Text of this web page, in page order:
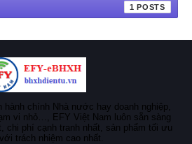
1
chính Nhà nước hay doanh nghiệp,
vi nhỏ…, EFY Việt Nam luôn sẵn sàng
chi phí cạnh tranh nhất, sản phẩm tối ưu
trách nhiệm cao nhất.